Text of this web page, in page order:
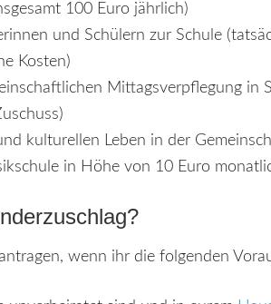
100 Euro jährlich)
und Schülern zur Schule
Kosten)
Mittagsverpflegung in
kulturellen Leben in der
in Höhe von 10 Euro
wenn ihr die folgenden